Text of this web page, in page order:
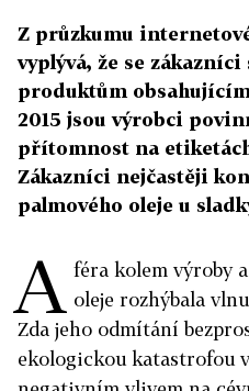
Z průzkumu
vyplývá, že se
produktům
2015 jsou výrobci
přítomnost na
Zákazníci nejčastěji
palmového oleje u
A féra kolem výroby
oleje rozhýbala
Zda jeho odmítání
ekologickou katastrofou